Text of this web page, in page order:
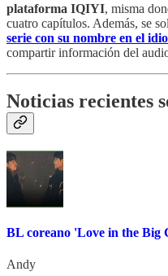
plataforma IQIYI, misma
cuatro capítulos. Además, se
serie con su nombre en el
compartir información del
Noticias recientes
BL coreano 'Love in the Big
Andy